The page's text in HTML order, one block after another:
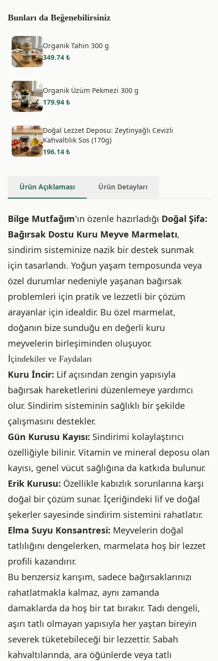
Bunları da Beğenebilirsiniz
Organik Tahin 300 g
349.74 ₺
Organik Üzüm Pekmezi 300 g
179.94 ₺
Doğal Lezzet Deposu: Zeytinyağlı Cevizli
Kahvaltılık Sos (170g)
196.14 ₺
Ürün Açıklaması Ürün Detayları
Bilge Mutfağım'ın özenle hazırladığı Doğal Şifa:
Bağırsak Dostu Kuru Meyve Marmelatı,
sindirim sisteminize nazik bir destek sunmak
için tasarlandı. Yoğun yaşam temposunda veya
özel durumlar nedeniyle yaşanan bağırsak
problemleri için pratik ve lezzetli bir çözüm
arayanlar için idealdir. Bu özel marmelat,
doğanın bize sunduğu en değerli kuru
meyvelerin birleşiminden oluşuyor.
İçindekiler ve Faydaları
Kuru İncir: Lif açısından zengin yapısıyla
bağırsak hareketlerini düzenlemeye yardımcı
olur. Sindirim sisteminin sağlıklı bir şekilde
çalışmasını destekler.
Gün Kurusu Kayısı: Sindirimi kolaylaştırıcı
özelliğiyle bilinir. Vitamin ve mineral deposu olan
kayısı, genel vücut sağlığına da katkıda bulunur.
Erik Kurusu: Özellikle kabızlık sorunlarına karşı
doğal bir çözüm sunar. İçeriğindeki lif ve doğal
şekerler sayesinde sindirim sistemini rahatlatır.
Elma Suyu Konsantresi: Meyvelerin doğal
tatlılığını dengelerken, marmelata hoş bir lezzet
profili kazandırır.
Bu benzersiz karışım, sadece bağırsaklarınızı
rahatlatmakla kalmaz, aynı zamanda
damaklarda da hoş bir tat bırakır. Tadı dengeli,
aşırı tatlı olmayan yapısıyla her yaştan bireyin
severek tüketebileceği bir lezzettir. Sabah
kahvaltılarında, ara öğünlerde veya tatlı